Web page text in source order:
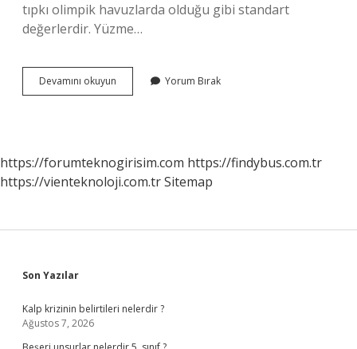
tıpkı olimpik havuzlarda olduğu gibi standart
değerlerdir. Yüzme…
Devamını okuyun
Yüzme
Yorum Bırak
https://forumteknogirisim.com https://findybus.com.tr
https://vienteknoloji.com.trSitemap
Sidebar
Son Yazılar
Kalp krizinin belirtileri nelerdir ?
Ağustos 7, 2026